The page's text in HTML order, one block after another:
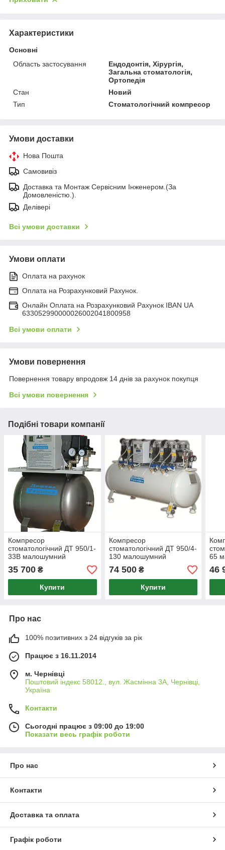
Характеристики
Основні
Область застосування
Ендодонтія, Хірургія,
Загальна стоматологія,
Ортопедія
Стан
Новий
Тип
Стоматологічний компресор
Умови доставки
Нова Пошта
Самовивіз
Доставка та Монтаж Сервісним Інженером.(За
Домовленістю.).
Делівері
Всі умови доставки
Умови оплати
Оплата на рахунок
Оплата на Розрахунковий Рахунок.
Онлайн Оплата на Розрахунковий Рахунок IBAN UA
633052990000026002041800958
Всі умови оплати
Умови повернення
Повернення товару впродовж 14 днів за рахунок покупця
Всі умови повернення
Подібні товари компанії
Компресор
стоматологічний ДТ 950/1-
33В малошумний
неіржавка сталь
35 700 ₴
Купити
Компресор
стоматологічний ДТ 950/4-
130 малошумний
74 500₴
Купити
65
46
Про нас
100% позитивних з 24 відгуків за рік
Працює з 16.11.2014
м. Чернівці
Поштовий індекс 58012., вул. Жасмінна 3А, Чернівці,
Україна
Контакти
Сьогодні працює з 09:00 до 19:00
Показати весь графік роботи
Про нас
Контакти
Доставка та оплата
Графік роботи